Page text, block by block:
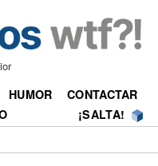
HUMOR
CONTACTAR
¡SALTA!